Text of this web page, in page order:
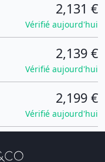
2,131 €
Vérifié aujourd'hui
2,139 €
Vérifié aujourd'hui
2,199 €
Vérifié aujourd'hui